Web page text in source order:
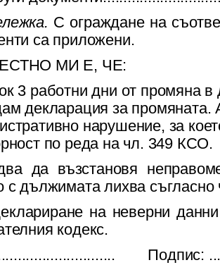
С ограждане на
са приложени.
МИ Е, ЧЕ:
3 работни дни от промяна
декларация за
нарушение, за
по реда на чл. 349 КСО.
да възстановя
с дължимата лихва
на неверни
кодекс.
Подпис: